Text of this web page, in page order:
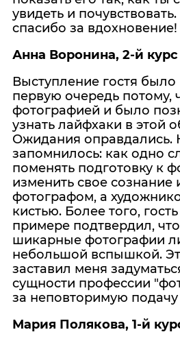
увидеть и
спасибо за вдохновение!
Анна Воронина, 2-й
Выступление гостя
первую очередь потому,
фотографией и было
узнать лайфхаки в этой
Ожидания оправдались.
запомнилось: как одно
поменять подготовку к
изменить свое сознание
фотографом, а
кистью. Более того,
примере подтвердил,
шикарные фотографии
небольшой вспышкой.
заставил меня
сущности профессии
за неповторимую
Мария Полякова, 1-й